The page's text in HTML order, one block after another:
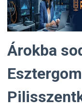
Árokba